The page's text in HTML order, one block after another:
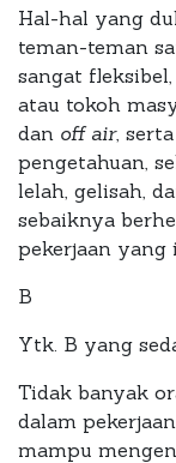
Hal-hal yang
teman-teman
sangat
atau tokoh
dan off air,
pengetahuan,
lelah, gelisah,
sebaiknya
pekerjaan yang
B
Ytk. B yang
Tidak banyak
dalam
mampu